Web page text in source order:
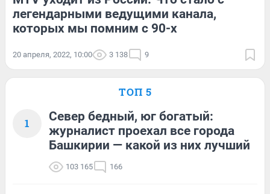
легендарными ведущими канала,
которых мы помним с 90-х
20 апреля, 2022, 10:00 3 138 9
ТОП 5
1
Север бедный, юг богатый:
журналист проехал все города
Башкирии — какой из них лучший
103 165 166